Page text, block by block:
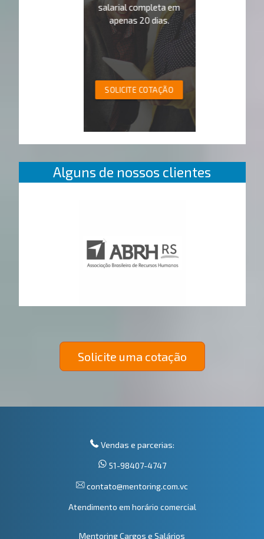
salarial completa em
apenas 20 dias.
SOLICITE COTAÇÃO
Alguns de nossos clientes
Solicite uma cotação
Vendas e parcerias:
51-98407-4747
contato@mentoring.com.vc
Atendimento em horário comercial
Mentoring Cargos e Salários